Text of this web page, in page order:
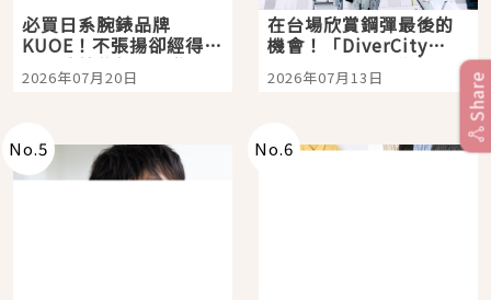
必買日系腕錶品牌
KUOE！不張揚卻經得起
時間洗鍊的經典之作五
選
2026年07月20日
在台場欣賞鋼彈最後的
機會！「DiverCity
Tokyo Plaza」搭船、
購物、美食及夜景，一
2026年07月13日
No.5 No.6
Share